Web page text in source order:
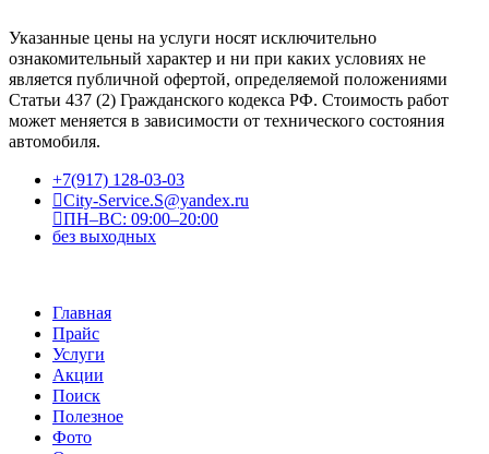
Указанные цены на услуги носят исключительно
ознакомительный характер и ни при каких условиях не
является публичной офертой, определяемой положениями
Статьи 437 (2) Гражданского кодекса РФ. Стоимость работ
может меняется в зависимости от технического состояния
автомобиля.
+7(917) 128-03-03
City-Service.S@yandex.ru
ПН–ВС: 09:00–20:00
без выходных
Главная
Прайс
Услуги
Акции
Поиск
Полезное
Фото